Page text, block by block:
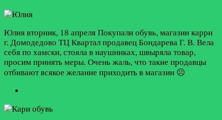
Юлия вторник, 18 апреля Покупали обувь, магазин карри
г. Домодедово ТЦ Квартал продавец Бондарева Г. В. Вела
себя по хамски, стояла в наушниках, швыряла товар,
просим принять меры. Очень жаль, что такие продавцы
отбивают всякое желание приходить в магазин ☹️